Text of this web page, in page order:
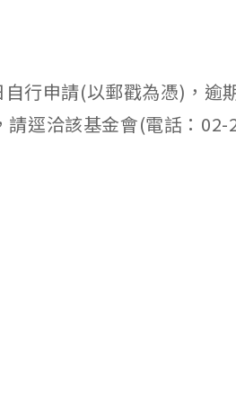
行申請(以郵戳為憑)，逾
逕洽該基金會(電話：02-